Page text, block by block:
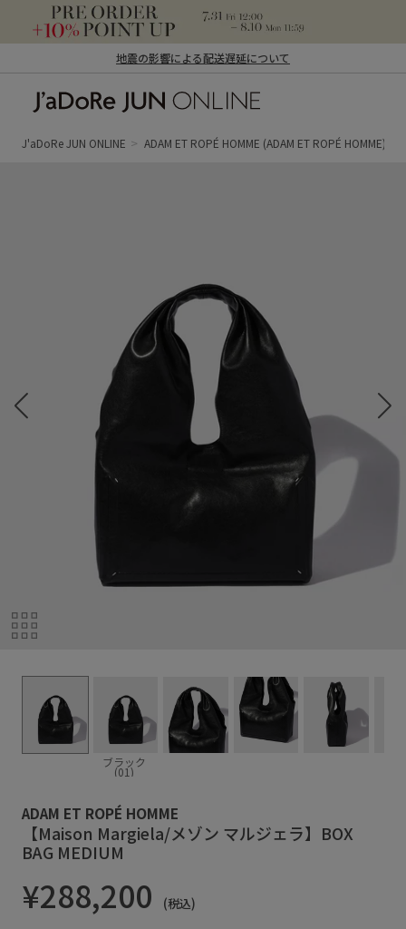
地震の影響による配送遅延について
ン オンライン）
J'aDoRe JUN ONLINE ADAM ET ROPÉ HOMME (ADAM ET ROPÉ HOMME)
ブラック
(01)
ADAM ET ROPÉ HOMME
【Maison Margiela/メゾン マルジェラ】BOX
BAG MEDIUM
¥288,200 (税込)